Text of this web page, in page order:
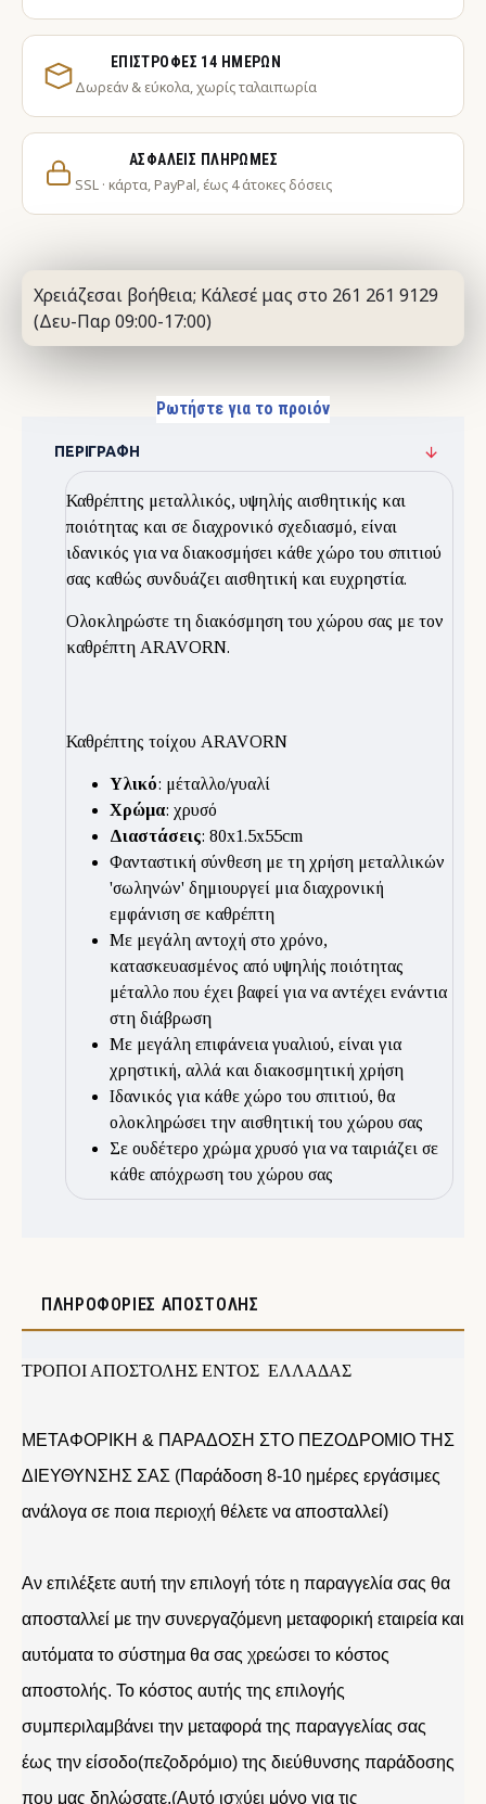
ΕΠΙΣΤΡΟΦΈΣ 14 ΗΜΕΡΏΝ
Δωρεάν & εύκολα, χωρίς ταλαιπωρία
ΑΣΦΑΛΕΊΣ ΠΛΗΡΩΜΈΣ
SSL · κάρτα, PayPal, έως 4 άτοκες δόσεις
Χρειάζεσαι βοήθεια; Κάλεσέ μας στο 261 261 9129
(Δευ-Παρ 09:00-17:00)
Ρωτήστε για το προιόν
ΠΕΡΙΓΡΑΦΉ
Καθρέπτης μεταλλικός, υψηλής αισθητικής και
ποιότητας και σε διαχρονικό σχεδιασμό, είναι
ιδανικός για να διακοσμήσει κάθε χώρο του σπιτιού
σας καθώς συνδυάζει αισθητική και ευχρηστία.
Ολοκληρώστε τη διακόσμηση του χώρου σας με τον
καθρέπτη ARAVORN.
Καθρέπτης τοίχου ARAVORN
Υλικό: μέταλλο/γυαλί
Χρώμα: χρυσό
Διαστάσεις: 80x1.5x55cm
Φανταστική σύνθεση με τη χρήση μεταλλικών
'σωληνών' δημιουργεί μια διαχρονική
εμφάνιση σε καθρέπτη
Με μεγάλη αντοχή στο χρόνο,
κατασκευασμένος από υψηλής ποιότητας
μέταλλο που έχει βαφεί για να αντέχει ενάντια
στη διάβρωση
Με μεγάλη επιφάνεια γυαλιού, είναι για
χρηστική, αλλά και διακοσμητική χρήση
Ιδανικός για κάθε χώρο του σπιτιού, θα
ολοκληρώσει την αισθητική του χώρου σας
Σε ουδέτερο χρώμα χρυσό για να ταιριάζει σε
κάθε απόχρωση του χώρου σας
ΠΛΗΡΟΦΟΡΊΕΣ ΑΠΟΣΤΟΛΉΣ
ΤΡΟΠΟΙ ΑΠΟΣΤΟΛΗΣ ΕΝΤΟΣ ΕΛΛΑΔΑΣ
ΜΕΤΑΦΟΡΙΚΗ & ΠΑΡΑΔΟΣΗ ΣΤΟ ΠΕΖΟΔΡΟΜΙΟ ΤΗΣ
ΔΙΕΥΘΥΝΣΗΣ ΣΑΣ (Παράδοση 8-10 ημέρες εργάσιμες
ανάλογα σε ποια περιοχή θέλετε να αποσταλλεί)
Αν επιλέξετε αυτή την επιλογή τότε η παραγγελία σας θα
αποσταλλεί με την συνεργαζόμενη μεταφορική εταιρεία και
αυτόματα το σύστημα θα σας χρεώσει το κόστος
αποστολής. Το κόστος αυτής της επιλογής
συμπεριλαμβάνει την μεταφορά της παραγγελίας σας
έως την είσοδο(πεζοδρόμιο) της διεύθυνσης παράδοσης
που μας δηλώσατε.(Αυτό ισχύει μόνο για τις